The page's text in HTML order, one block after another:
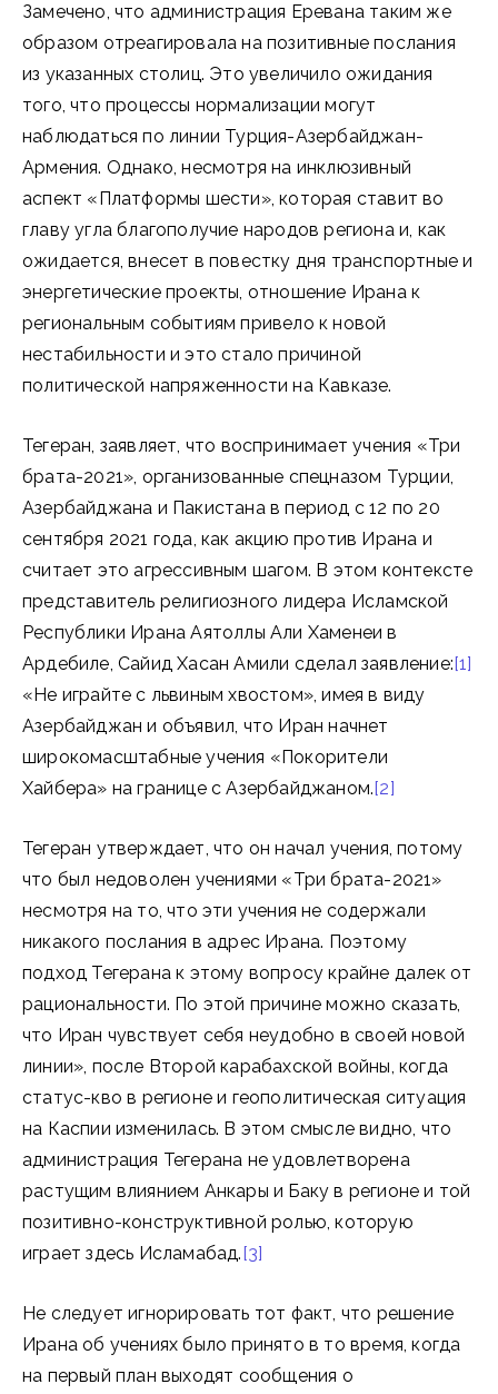
Замечено, что администрация Еревана таким же
образом отреагировала на позитивные послания
из указанных столиц. Это увеличило ожидания
того, что процессы нормализации могут
наблюдаться по линии Турция-Азербайджан-
Армения. Однако, несмотря на инклюзивный
аспект «Платформы шести», которая ставит во
главу угла благополучие народов региона и, как
ожидается, внесет в повестку дня транспортные и
энергетические проекты, отношение Ирана к
региональным событиям привело к новой
нестабильности и это стало причиной
политической напряженности на Кавказе.
Тегеран, заявляет, что воспринимает учения «Три
брата-2021», организованные спецназом Турции,
Азербайджана и Пакистана в период с 12 по 20
сентября 2021 года, как акцию против Ирана и
считает это агрессивным шагом. В этом контексте
представитель религиозного лидера Исламской
Республики Ирана Аятоллы Али Хаменеи в
Ардебиле, Сайид Хасан Амили сделал заявление:[1]
«Не играйте с львиным хвостом», имея в виду
Азербайджан и объявил, что Иран начнет
широкомасштабные учения «Покорители
Хайбера» на границе с Азербайджаном.[2]
Тегеран утверждает, что он начал учения, потому
что был недоволен учениями «Три брата-2021»
несмотря на то, что эти учения не содержали
никакого послания в адрес Ирана. Поэтому
подход Тегерана к этому вопросу крайне далек от
рациональности. По этой причине можно сказать,
что Иран чувствует себя неудобно в своей новой
линии», после Второй карабахской войны, когда
статус-кво в регионе и геополитическая ситуация
на Каспии изменилась. В этом смысле видно, что
администрация Тегерана не удовлетворена
растущим влиянием Анкары и Баку в регионе и той
позитивно-конструктивной ролью, которую
играет здесь Исламабад.[3]
Не следует игнорировать тот факт, что решение
Ирана об учениях было принято в то время, когда
на первый план выходят сообщения о